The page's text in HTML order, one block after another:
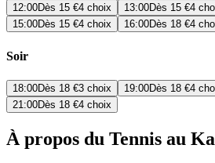
12:00Dès 15 €4 choix 13:00Dès 15 €4
15:00Dès 15 €4 choix 16:00Dès 18 €4
Soir
18:00Dès 18 €3 choix 19:00Dès 18 €4
21:00Dès 18 €4 choix
À propos du Tennis au